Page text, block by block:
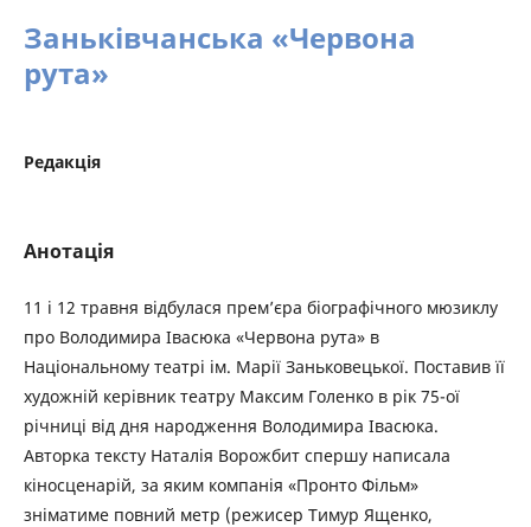
Заньківчанська «Червона
рута»
Редакція
Анотація
11 і 12 травня відбулася прем’єра біографічного мюзиклу
про Володимира Івасюка «Червона рута» в
Національному театрі ім. Марії Заньковецької. Поставив її
художній керівник театру Максим Голенко в рік 75-ої
річниці від дня народження Володимира Івасюка.
Авторка тексту Наталія Ворожбит спершу написала
кіносценарій, за яким компанія «Пронто Фільм»
зніматиме повний метр (режисер Тимур Ященко,